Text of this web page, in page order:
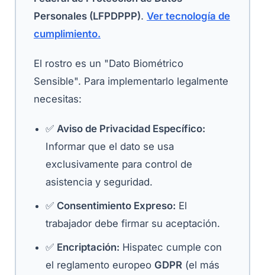
Personales (LFPDPPP). Ver tecnología de
cumplimiento.
El rostro es un "Dato Biométrico
Sensible". Para implementarlo legalmente
necesitas:
✅ Aviso de Privacidad Específico:
Informar que el dato se usa
exclusivamente para control de
asistencia y seguridad.
✅ Consentimiento Expreso: El
trabajador debe firmar su aceptación.
✅ Encriptación: Hispatec cumple con
el reglamento europeo GDPR (el más